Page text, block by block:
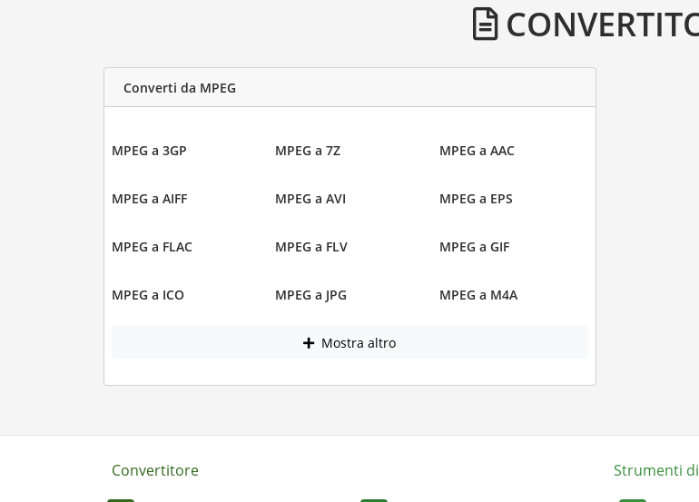
Converti da MPEG
MPEG a 3GP MPEG a 7Z MPEG a AAC
MPEG a AIFF MPEG a AVI MPEG a EPS
MPEG a FLAC MPEG a FLV MPEG a GIF
MPEG a ICO MPEG a JPG MPEG a M4A
Mostra altro
Convertitore Strumenti